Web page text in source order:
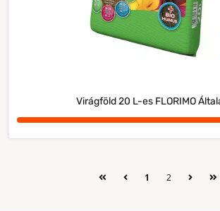
Virágföld 20 L-es FLORIMO
1 2